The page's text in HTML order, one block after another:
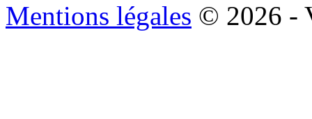
Mentions légales © 2026 -